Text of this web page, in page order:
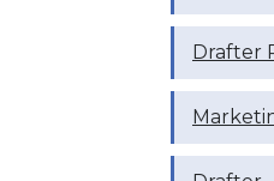
Drafter